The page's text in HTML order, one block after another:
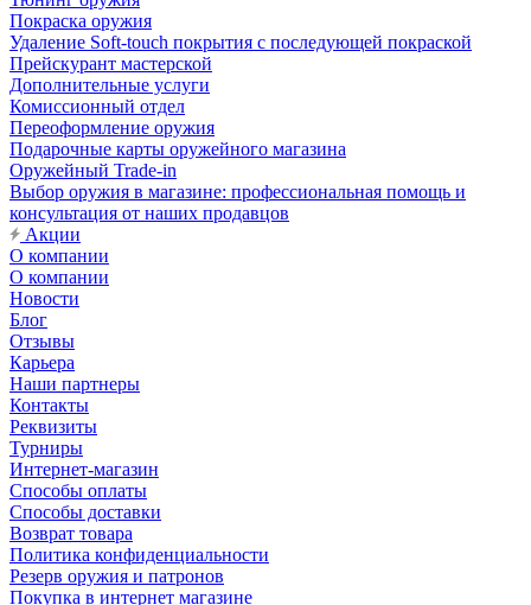
Покраска оружия
Удаление Soft-touch покрытия с последующей покраской
Прейскурант мастерской
Дополнительные услуги
Комиссионный отдел
Переоформление оружия
Подарочные карты оружейного магазина
Оружейный Trade-in
Выбор оружия в магазине: профессиональная помощь и
консультация от наших продавцов
Акции
О компании
О компании
Новости
Блог
Отзывы
Карьера
Наши партнеры
Контакты
Реквизиты
Турниры
Интернет-магазин
Способы оплаты
Способы доставки
Возврат товара
Политика конфиденциальности
Резерв оружия и патронов
Покупка в интернет магазине